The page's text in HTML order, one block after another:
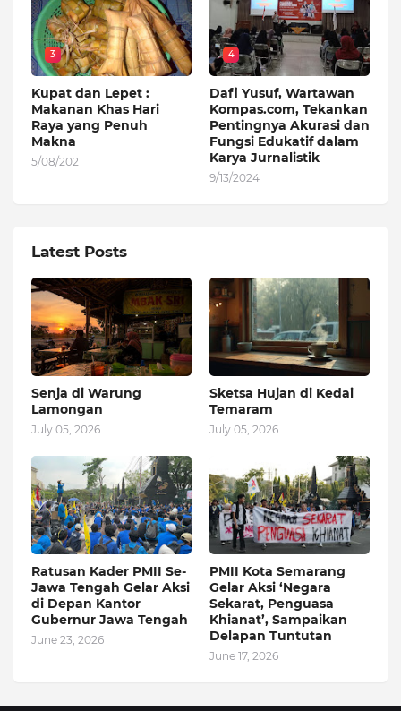
3
Kupat dan Lepet :
Makanan Khas Hari
Raya yang Penuh
Makna
5/08/2021
4
Dafi Yusuf, Wartawan
Kompas.com, Tekankan
Pentingnya Akurasi dan
Fungsi Edukatif dalam
Karya Jurnalistik
9/13/2024
Latest Posts
Senja di Warung
Lamongan
July 05, 2026
Sketsa Hujan di Kedai
Temaram
July 05, 2026
Ratusan Kader PMII Se-
Jawa Tengah Gelar Aksi
di Depan Kantor
Gubernur Jawa Tengah
June 23, 2026
PMII Kota Semarang
Gelar Aksi ‘Negara
Sekarat, Penguasa
Khianat’, Sampaikan
Delapan Tuntutan
June 17, 2026